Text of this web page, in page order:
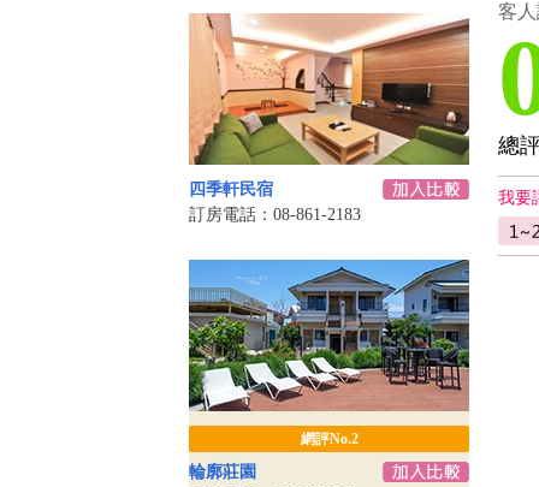
四季軒民宿
訂房電話：08-861-2183
網評No.2
輪廓莊園
客
總
我要